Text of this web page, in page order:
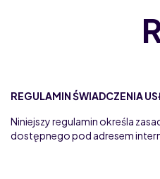
REGULAMIN ŚWIADCZENIA
Niniejszy regulamin określa
dostępnego pod adresem